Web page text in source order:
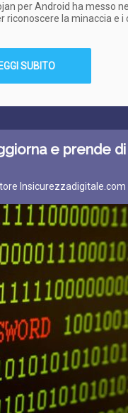
per Android ha messo
la minaccia e i
SUBITO
e prende
Insicurezzadigitale.com